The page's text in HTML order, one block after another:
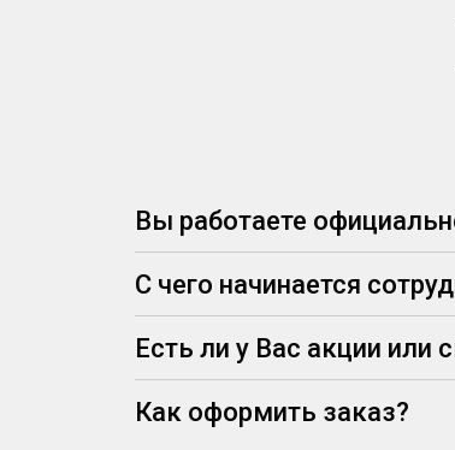
Вы работаете
С чего начинается
Есть ли у Вас акции или
Как оформить заказ?